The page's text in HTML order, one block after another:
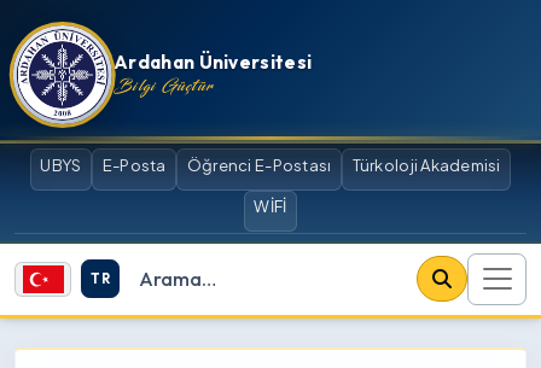
İçeriğe atla
Ardahan Üniversitesi
Bilgi Güçtür
UBYS E-Posta Öğrenci E-Postası Türkoloji Akademisi
WİFİ
TR
Site içi arama